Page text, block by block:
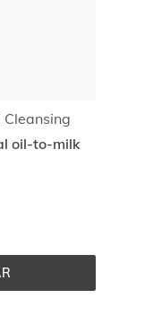
Cleansing
oil-to-milk